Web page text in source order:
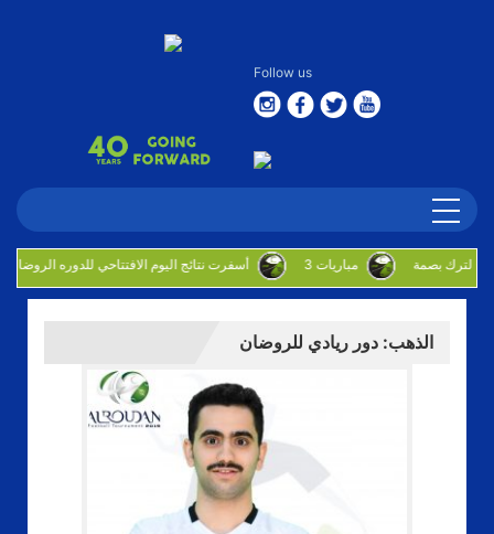
Follow us
أسفرت نتائج اليوم الافتتاحي للدوره الروضان 3 مباريات
الذهب: دور ريادي للروضان